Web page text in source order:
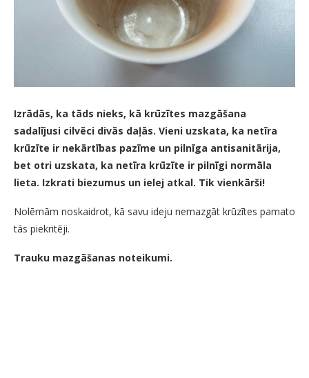
Izrādās, ka tāds nieks, kā krūzītes mazgāšana
sadalījusi cilvēci divās daļās. Vieni uzskata, ka netīra
krūzīte ir nekārtības pazīme un pilnīga antisanitārija,
bet otri uzskata, ka netīra krūzīte ir pilnīgi normāla
lieta. Izkrati biezumus un ielej atkal. Tik vienkārši!
Nolēmām noskaidrot, kā savu ideju nemazgāt krūzītes pamato
tās piekritēji.
Trauku mazgāšanas noteikumi.